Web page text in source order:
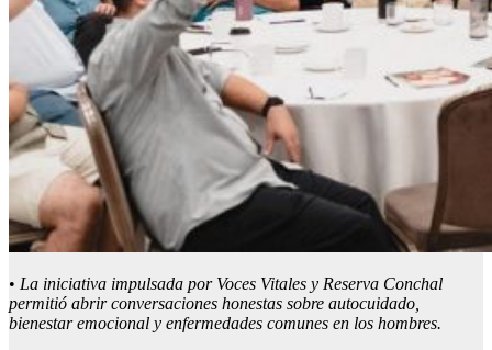
• La iniciativa impulsada por Voces Vitales y Reserva Conchal
permitió abrir conversaciones honestas sobre autocuidado,
bienestar emocional y enfermedades comunes en los hombres.